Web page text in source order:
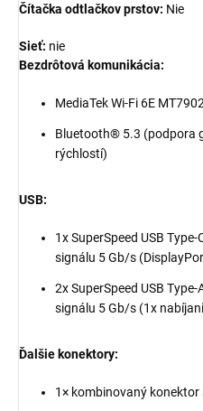
Čítačka odtlačkov prstov: Nie
Sieť: nie
Bezdrôtová komunikácia:
MediaTek Wi-Fi 6E
Bluetooth® 5.3 (podpora
rýchlostí)
USB:
1x SuperSpeed USB
signálu 5 Gb/s
2x SuperSpeed USB
signálu 5 Gb/s (1x
Ďalšie konektory:
1× kombinovaný